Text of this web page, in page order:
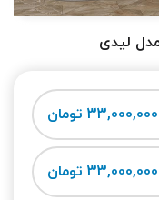
لیدی
33,000,000 تومان
33,000,000 تومان